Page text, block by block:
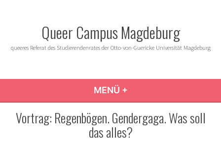
Queer Campus Magdeburg
queeres Referat des Studierendenrates der Otto-von-Guericke Universität Magdeburg
MENÜ +
Vortrag: Regenbögen. Gendergaga. Was soll
das alles?